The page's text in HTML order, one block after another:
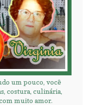
um pouco, você
costura, culinária,
muito amor.